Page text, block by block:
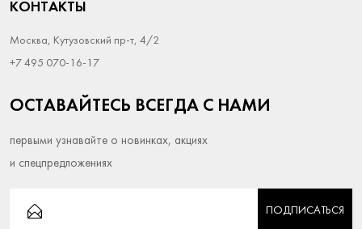
КОНТАКТЫ
Москва, Кутузовский пр-т, 4/2
+7 495 070-16-17
ОСТАВАЙТЕСЬ ВСЕГДА С НАМИ
первыми узнавайте о новинках, акциях
и спецпредложениях
ПОДПИСАТЬСЯ